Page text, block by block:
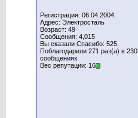
Регистрация: 06.04.2004
Адрес: Электросталь
Возраст: 49
Сообщения: 4,015
Вы сказали Спасибо: 525
Поблагодарили 271 раз(а) в 230
сообщениях
Вес репутации: 16